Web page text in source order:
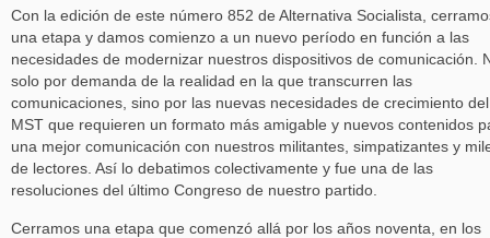
Con la edición de este número 852 de Alternativa Socialista,
una etapa y damos comienzo a un nuevo período en función a las
necesidades de modernizar nuestros dispositivos de comunicación.
solo por demanda de la realidad en la que transcurren las
comunicaciones, sino por las nuevas necesidades de crecimiento del
MST que requieren un formato más amigable y nuevos contenidos
una mejor comunicación con nuestros militantes, simpatizantes y
de lectores. Así lo debatimos colectivamente y fue una de las
resoluciones del último Congreso de nuestro partido.
Cerramos una etapa que comenzó allá por los años noventa, en los